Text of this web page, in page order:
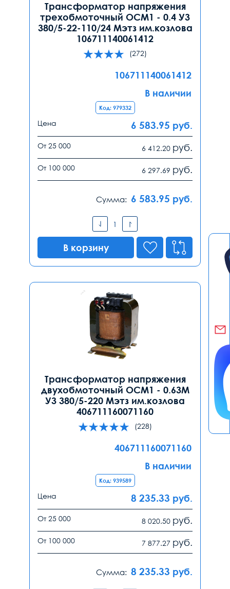
Трансформатор напряжения
трехобмоточный ОСМ1 - 0.4 У3
380/5-22-110/24 Мэтз им.козлова
106711140061412
(272)
106711140061412
В наличии
Код: 979332
Цена 6 583.95 руб.
От 25 000 6 412.20 руб.
От 100 000 6 297.69 руб.
Сумма: 6 583.95 руб.
В корзину
Трансформатор напряжения
двухобмоточный ОСМ1 - 0.63М
У3 380/5-220 Мэтз им.козлова
406711160071160
(228)
406711160071160
В наличии
Код: 939589
Цена 8 235.33 руб.
От 25 000 8 020.50 руб.
От 100 000 7 877.27 руб.
Сумма: 8 235.33 руб.